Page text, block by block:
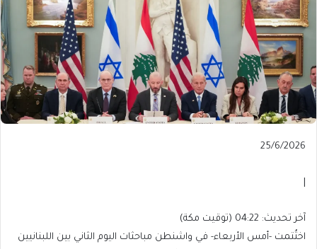
Published
25/6/2026
آخر
تحديث:
آخر تحديث: 04:22 (توقيت مكة)
اختُتمت -أمس الأربعاء- في واشنطن مباحثات اليوم الثاني بين اللبنانيين